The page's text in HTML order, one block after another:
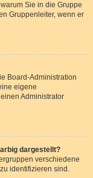
Sie in die Gruppe
Gruppenleiter, wenn er
Board-Administration
eigene
Administrator
dargestellt?
verschiedene
identifizieren sind.